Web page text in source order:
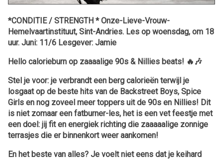
*CONDITIE / STRENGTH * Onze-Lieve-Vrouw-
Hemelvaartinstituut, Sint-Andries. Les op woensdag, om 18
uur. Juni: 11/6 Lesgever: Jamie
Hello calorieburn op zaaaalige 90s & Nillies beats! 🔥🎶
Stel je voor: je verbrandt een berg calorieën terwijl je
losgaat op de beste hits van de Backstreet Boys, Spice
Girls en nog zoveel meer toppers uit de 90s en Nillies! Dit
is niet zomaar een fatburner-les, het is een vet feestje met
een doel: jij fit en energiek richting die zaaaaalige zonnige
terrasjes die er binnenkort weer aankomen!
En het beste van alles? Je voelt niet eens dat je keihard